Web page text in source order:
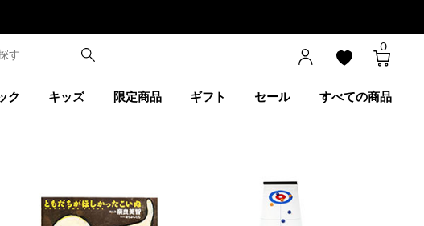
0
ク キッズ 限定商品 ギフト セール すべての商品